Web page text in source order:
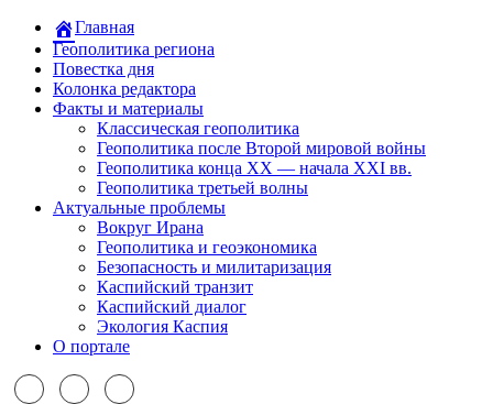
Главная
Геополитика региона
Повестка дня
Колонка редактора
Факты и материалы
Классическая геополитика
Геополитика после Второй мировой войны
Геополитика конца XX — начала XXI вв.
Геополитика третьей волны
Актуальные проблемы
Вокруг Ирана
Геополитика и геоэкономика
Безопасность и милитаризация
Каспийский транзит
Каспийский диалог
Экология Каспия
О портале